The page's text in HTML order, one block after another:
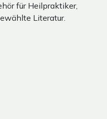
für Heilpraktiker,
Literatur.